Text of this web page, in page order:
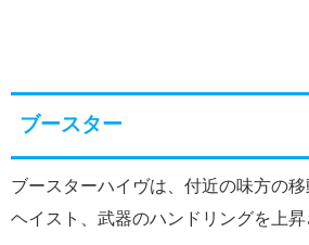
ブースター
ブースターハイヴは、付近の味方の
ヘイスト、武器のハンドリングを上昇